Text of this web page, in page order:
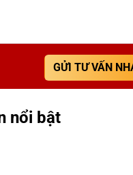
GỬI TƯ VẤN
nổi bật